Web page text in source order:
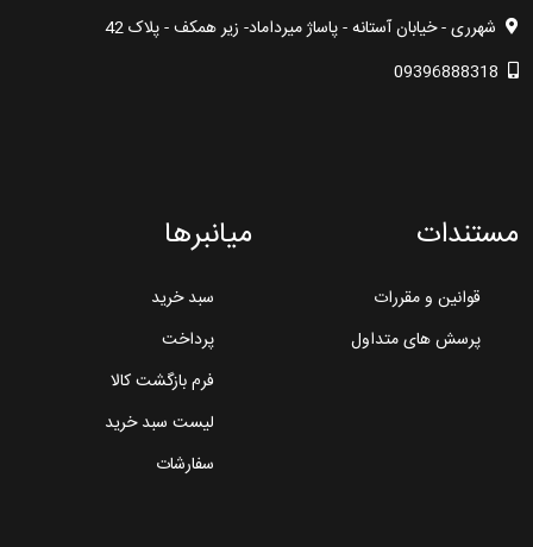
شهرری - خیابان آستانه - پاساژ میرداماد- زیر همکف - پلاک 42
مستندات
قوانین و مقررات
پرسش های متداول
میانبرها
سبد خرید
پرداخت
فرم بازگشت کالا
لیست سبد خرید
سفارشات